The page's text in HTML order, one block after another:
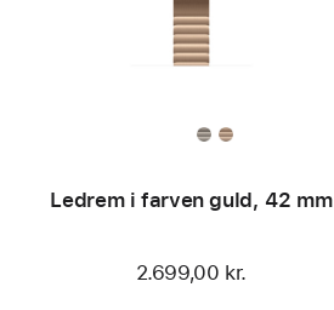
Ledrem i farven guld, 42 mm
2.699,00 kr.